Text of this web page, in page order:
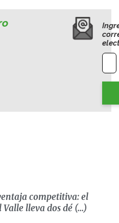
competitiva: el
lleva dos dé (...)